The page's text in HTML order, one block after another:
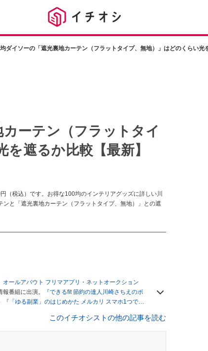
ダイソーの「遮光裏地カーテン（フラットタイプ、無地）」はどのくらい光
ーテン（フラットタイ
遮るか比較【最新】
（税込）です。お得な100均のインテリアグッズに詳しい川
と「遮光裏地カーテン（フラットタイプ、無地）」との遮
オールアバウト フリマアプリ・ネットオークション
報番組に出演。
『できるfit 節約の達人川崎さちえのポ
『「ゆる副業」のはじめかた メルカリ スマホ1つでス
からの給料が０円になり、家にいながら、しかも空
わからずに、まずは落札者として参加。その後、出
このイチオシストの他の記事を読む